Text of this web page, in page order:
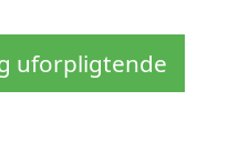
uforpligtende